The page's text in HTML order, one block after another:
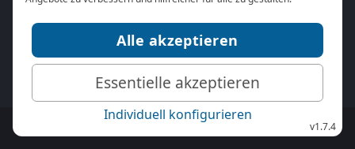
Online Bibeloder derBibel-App
BibelTV können Sie die Bibeltexte während
des Gottesdienstes jederzeit mitlesen.